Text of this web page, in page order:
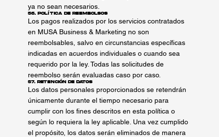
ya no sean necesarios.
56. Política de Reembolsos
Los pagos realizados por los servicios contratados
en MUSA Business & Marketing no son
reembolsables, salvo en circunstancias específicas
indicadas en acuerdos individuales o cuando sea
requerido por la ley. Todas las solicitudes de
reembolso serán evaluadas caso por caso.
57. Retención de Datos
Los datos personales proporcionados se retendrán
únicamente durante el tiempo necesario para
cumplir con los fines descritos en esta política o
según lo requiera la ley aplicable. Una vez cumplido
el propósito, los datos serán eliminados de manera